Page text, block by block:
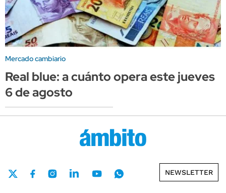
Mercado cambiario
Real blue: a cuánto opera este jueves
6 de agosto
NEWSLETTER